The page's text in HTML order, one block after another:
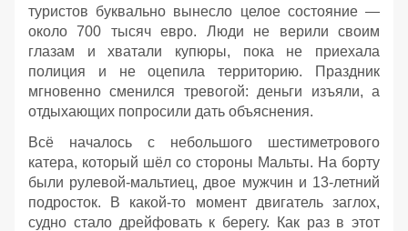
туристов буквально вынесло целое состояние —
около 700 тысяч евро. Люди не верили своим
глазам и хватали купюры, пока не приехала
полиция и не оцепила территорию. Праздник
мгновенно сменился тревогой: деньги изъяли, а
отдыхающих попросили дать объяснения.
Всё началось с небольшого шестиметрового
катера, который шёл со стороны Мальты. На борту
были рулевой‑мальтиец, двое мужчин и 13‑летний
подросток. В какой‑то момент двигатель заглох,
судно стало дрейфовать к берегу. Как раз в этот